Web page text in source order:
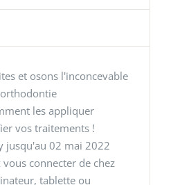
et osons l'inconcevable
les appliquer
vos traitements !
jusqu'au 02 mai 2022
connecter de chez
tablette ou